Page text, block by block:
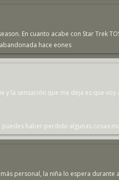
En cuanto acabe con Star Trek
hace eones
y la sensación que me deja es que voy
puedes haber perdido algunas cosas
personal, la niña lo espera durante